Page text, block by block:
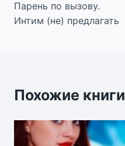
по
Парень по вызову.
Интим (не) предлагать
Похожие книги